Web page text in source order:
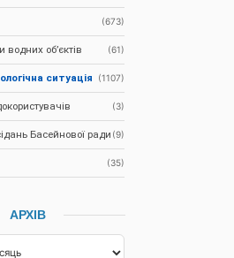
(673)
об’єктів (61)
ситуація (1107)
(3)
Басейнової ради (9)
(35)
АРХІВ